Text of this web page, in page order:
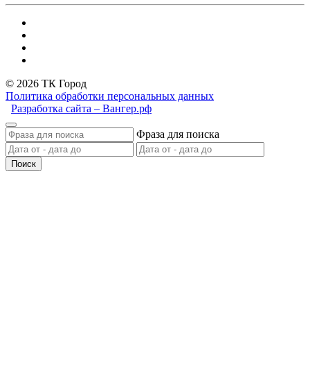
© 2026 ТК Город
Политика обработки персональных данных
Разработка сайта – Вангер.рф
Фраза для поиска
Поиск